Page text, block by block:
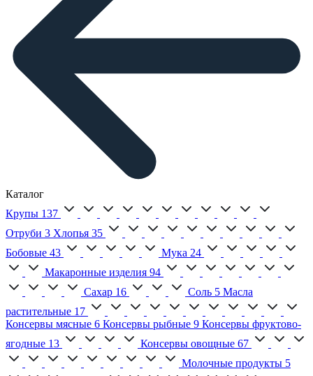
Каталог
Крупы 137
Отруби 3 Хлопья 35
Бобовые 43 Мука 24
Макаронные изделия 94
Сахар 16 Соль 5 Масла
растительные 17
Консервы мясные 6 Консервы рыбные 9 Консервы фруктово-
ягодные 13 Консервы овощные 67
Молочные продукты 5